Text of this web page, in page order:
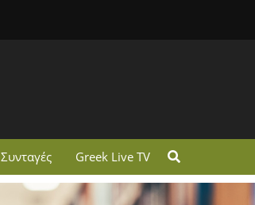
Συνταγές Greek Live TV